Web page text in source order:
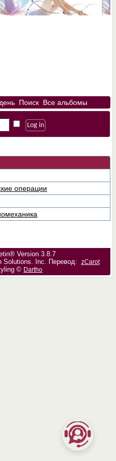
Поиск Все альбомы
операции
Version 3.8.7
Solutions, Inc. Перевод:
zCarot
© Dartho